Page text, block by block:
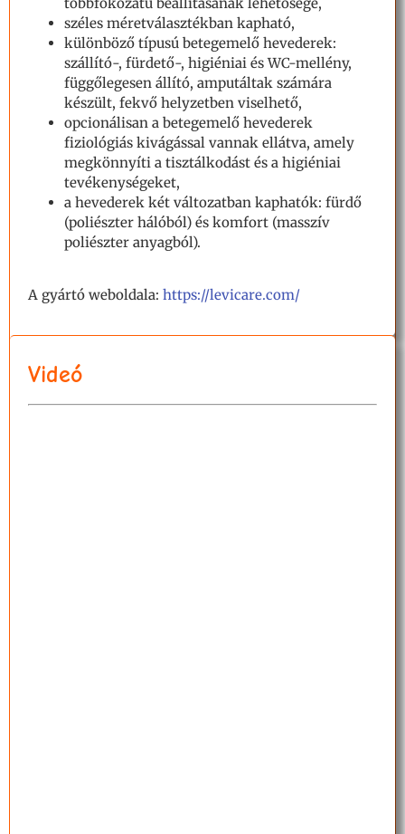
széles méretválasztékban kapható,
különböző típusú betegemelő hevederek:
szállító-, fürdető-, higiéniai és WC-mellény,
függőlegesen állító, amputáltak számára
készült, fekvő helyzetben viselhető,
opcionálisan a betegemelő hevederek
fiziológiás kivágással vannak ellátva, amely
megkönnyíti a tisztálkodást és a higiéniai
tevékenységeket,
a hevederek két változatban kaphatók: fürdő
(poliészter hálóból) és komfort (masszív
poliészter anyagból).
A gyártó weboldala: https://levicare.com/
Videó